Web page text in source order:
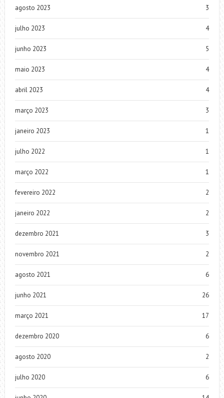
agosto 2023 3
julho 2023 4
junho 2023 5
maio 2023 4
abril 2023 4
março 2023 3
janeiro 2023 1
julho 2022 1
março 2022 1
fevereiro 2022 2
janeiro 2022 2
dezembro 2021 3
novembro 2021 2
agosto 2021 6
junho 2021 26
março 2021 17
dezembro 2020 6
agosto 2020 2
julho 2020 6